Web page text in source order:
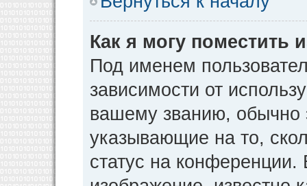
Как я могу поместить
Под именем
зависимости от
вашему званию, обычно
указывающие на то,
статус на